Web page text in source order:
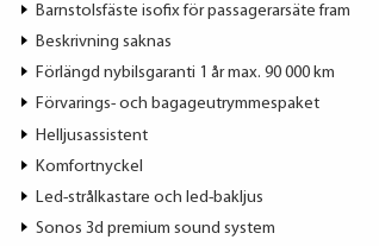
Barnstolsfäste isofix för passagerarsäte fram
Beskrivning saknas
Förlängd nybilsgaranti 1 år max. 90 000 km
Förvarings- och bagageutrymmespaket
Helljusassistent
Komfortnyckel
Led-strålkastare och led-bakljus
Sonos 3d premium sound system